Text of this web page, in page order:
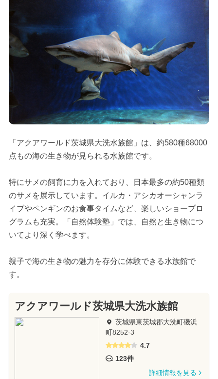
「アクアワールド茨城県大洗水族館」は、約580種68000
点もの海の生き物が見られる水族館です。
特にサメの飼育に力を入れており、日本最多の約50種類
のサメを展示しています。イルカ・アシカオーシャンラ
イブやペンギンのお食事タイムなど、楽しいショープロ
グラムも充実。「自然体験塾」では、自然と生き物につ
いてより深く学べます。
親子で海の生き物の魅力を存分に体験できる水族館で
す。
アクアワールド茨城県大洗水族館
茨城県東茨城郡大洗町磯浜
町8252-3
4.7
123件
詳細情報を見る